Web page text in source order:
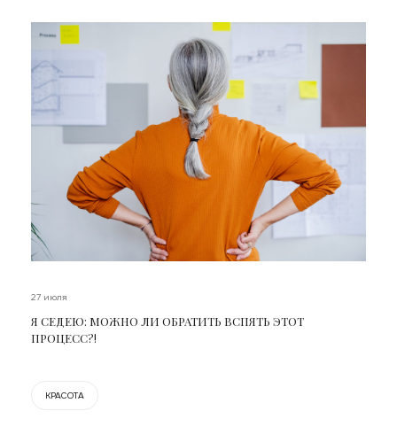
27 июля
Я СЕДЕЮ: МОЖНО ЛИ ОБРАТИТЬ ВСПЯТЬ ЭТОТ
ПРОЦЕСС?!
КРАСОТА